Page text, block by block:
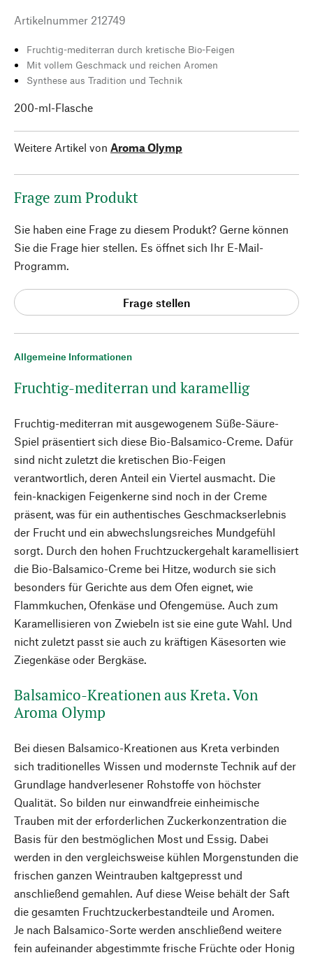
Allgemeine Informationen
Fruchtig-mediterran und karamellig
Fruchtig-mediterran mit ausgewogenem Süße-Säure-
Spiel präsentiert sich diese Bio-Balsamico-Creme. Dafür
sind nicht zuletzt die kretischen Bio-Feigen
verantwortlich, deren Anteil ein Viertel ausmacht. Die
fein-knackigen Feigenkerne sind noch in der Creme
präsent, was für ein authentisches Geschmackserlebnis
der Frucht und ein abwechslungsreiches Mundgefühl
sorgt. Durch den hohen Fruchtzuckergehalt karamellisiert
die Bio-Balsamico-Creme bei Hitze, wodurch sie sich
besonders für Gerichte aus dem Ofen eignet, wie
Flammkuchen, Ofenkäse und Ofengemüse. Auch zum
Karamellisieren von Zwiebeln ist sie eine gute Wahl. Und
nicht zuletzt passt sie auch zu kräftigen Käsesorten wie
Ziegenkäse oder Bergkäse.
Balsamico-Kreationen aus Kreta. Von
Aroma Olymp
Bei diesen Balsamico-Kreationen aus Kreta verbinden
sich traditionelles Wissen und modernste Technik auf der
Grundlage handverlesener Rohstoffe von höchster
Qualität. So bilden nur einwandfreie einheimische
Trauben mit der erforderlichen Zuckerkonzentration die
Basis für den bestmöglichen Most und Essig. Dabei
werden in den vergleichsweise kühlen Morgenstunden die
frischen ganzen Weintrauben kaltgepresst und
anschließend gemahlen. Auf diese Weise behält der Saft
die gesamten Fruchtzuckerbestandteile und Aromen.
Je nach Balsamico-Sorte werden anschließend weitere
fein aufeinander abgestimmte frische Früchte oder Honig
Artikelnummer 212749
Fruchtig-mediterran durch kretische Bio-Feigen
Mit vollem Geschmack und reichen Aromen
Synthese aus Tradition und Technik
200-ml-Flasche
Weitere Artikel von Aroma Olymp
Frage zum Produkt
Sie haben eine Frage zu diesem Produkt? Gerne können
Sie die Frage hier stellen. Es öffnet sich Ihr E-Mail-
Programm.
Frage stellen